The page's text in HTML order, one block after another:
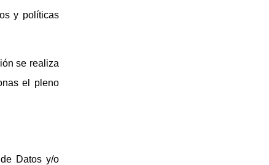
y políticas
se realiza
el pleno
Datos y/o